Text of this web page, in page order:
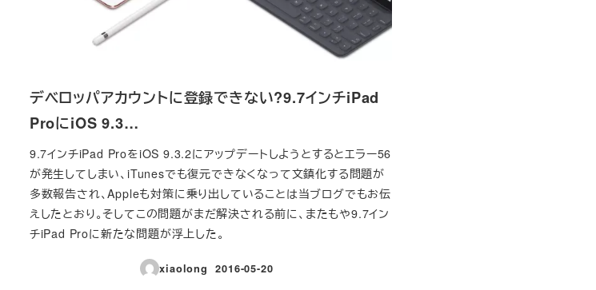
デベロッパアカウントに登録できない?9.7インチiPad
ProにiOS 9.3…
9.7インチiPad ProをiOS 9.3.2にアップデートしようとするとエラー56
が発生してしまい、iTunesでも復元できなくなって文鎮化する問題が
多数報告され、Appleも対策に乗り出していることは当ブログでもお伝
えしたとおり。そしてこの問題がまだ解決される前に、またもや9.7イン
チiPad Proに新たな問題が浮上した。
xiaolong
投稿日
2016-05-20